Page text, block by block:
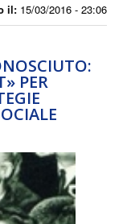
il: 15/03/2016 - 23:06
PER